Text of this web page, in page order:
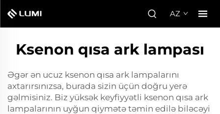
AZ
Ksenon qısa ark lampası
Əgər ən ucuz ksenon qısa ark lampalarını
axtarırsınızsa, burada sizin üçün doğru yerə
gəlmisiniz. Biz yüksək keyfiyyətli ksenon qısa ark
lampalarının uyğun qiymətə təmin edilə biləcəyi